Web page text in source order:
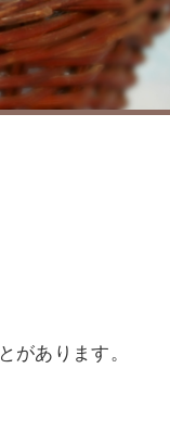
があります。